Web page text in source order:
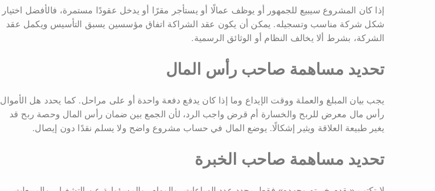
إذا كان المشروع سيبيع للجمهور أو يوظف عمالًا أو يستأجر مقرًا أو يدخل عقودًا مستمرة، فالأفضل اختيار
شكل شركة مناسب وتسجيله. يمكن أن يكون عقد الشراكة اتفاق مؤسسين يسبق التأسيس ويكمل عقد
الشركة، بشرط ألا يخالف النظام أو الوثائق الرسمية.
تحديد مساهمة صاحب رأس المال
يجب بيان المبلغ والعملة ووقت الإيداع وما إذا كان يدفع دفعة واحدة أو على مراحل. كما يحدد هل الأموال
رأس مال معرض للربح والخسارة أم قرض واجب الرد، لأن الجمع بين ضمان رأس المال وحصة ربح قد
يغير طبيعة العلاقة ويثير إشكالًا. يوضع المال في حساب مشروع واضح ولا يسلم نقدًا دون إيصال.
تحديد مساهمة صاحب الخبرة